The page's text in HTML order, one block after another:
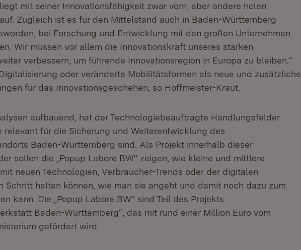
mit seiner Innovationsfähigkeit zwar vorn, aber andere holen
Zugleich ist es für den Mittelstand auch in Baden-Württemberg
bei Forschung und Entwicklung mit den großen Unternehmen
Wir müssen vor allem die Innovationskraft unseres starken
verbessern, um führende Innovationsregion in Europa zu bleiben.“
oder veränderte Mobilitätsformen als neue und zusätzliche
für das Innovationsgeschehen, so Hoffmeister-Kraut.
aufbauend, hat der Technologiebeauftragte Handlungsfelder
relevant für die Sicherung und Weiterentwicklung des
Baden-Württemberg sind. Als Projekt innerhalb dieser
sollen die „Popup Labore BW“ zeigen, wie kleine und mittlere
neuen Technologien, Verbraucher-Trends oder der digitalen
Schritt halten können, wie man sie angeht und damit noch dazu zum
kann. Die „Popup Labore BW“ sind Teil des Projekts
Baden-Württemberg“, das mit rund einer Million Euro vom
gefördert wird.